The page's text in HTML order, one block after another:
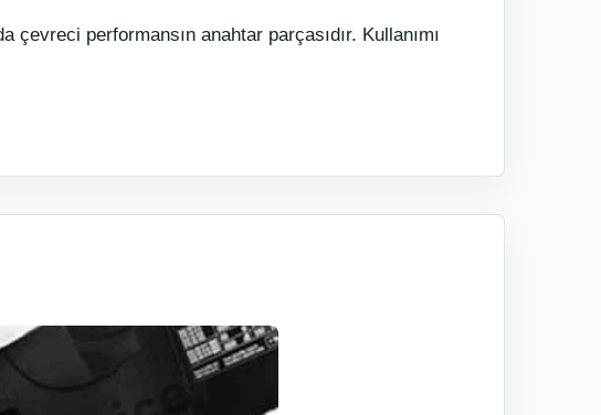
performansın anahtar parçasıdır. Kullanımı